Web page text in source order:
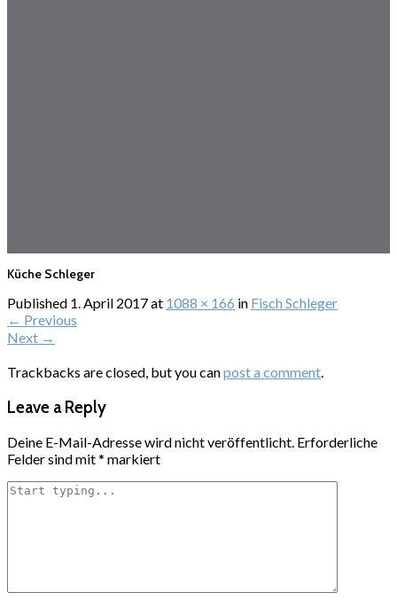
Küche Schleger
Published 1. April 2017at 1088 × 166 in Fisch Schleger
← Previous
Next →
Trackbacks are closed, but you canpost a comment.
Leave a Reply
Deine E-Mail-Adresse wird nicht veröffentlicht. Erforderliche
Felder sind mit* markiert